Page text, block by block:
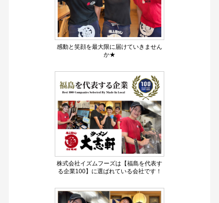
感動と笑顔を最大限に届けていきません
か★
株式会社イズムフーズは【福島を代表す
る企業100】に選ばれている会社です！